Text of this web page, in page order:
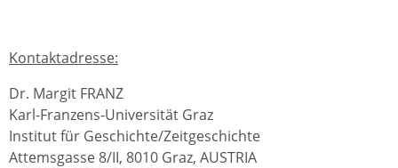
Kontaktadresse:
Dr. Margit FRANZ
Karl-Franzens-Universität Graz
Institut für Geschichte/Zeitgeschichte
Attemsgasse 8/II, 8010 Graz, AUSTRIA